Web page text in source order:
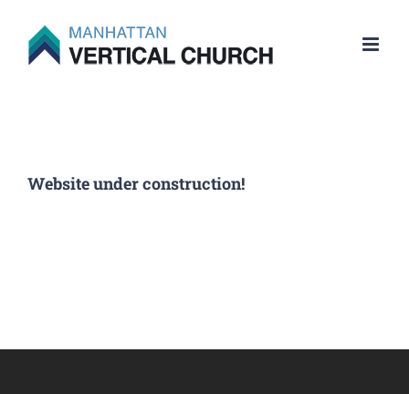
Website under construction!